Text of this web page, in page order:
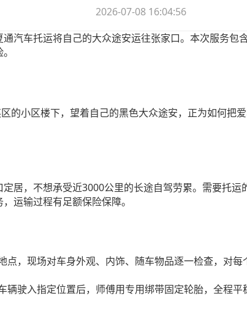
2026-07-08 16:04:56
汽车托运将自己的大众途安运往张家口。本次服务包
的小区楼下，望着自己的黑色大众途安，正为如何把
定居，不想承受近3000公里的长途自驾劳累。需要托运
运输过程有足额保险保障。
点，现场对车身外观、内饰、随车物品逐一检查，对
辆驶入指定位置后，师傅用专用绑带固定轮胎，全程